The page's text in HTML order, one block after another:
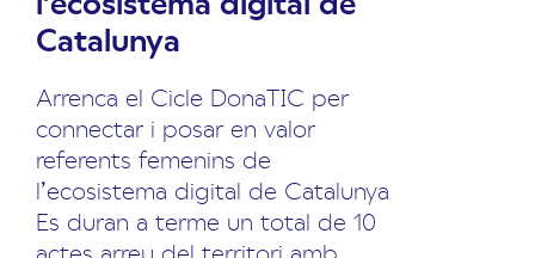
Catalunya
Arrenca el Cicle DonaTIC per
connectar i posar en valor
referents femenins de
l’ecosistema digital de Catalunya
Es duran a terme un total de 10
actes arreu del territori amb